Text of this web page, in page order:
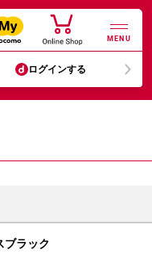
MENU
ログインする
ラック